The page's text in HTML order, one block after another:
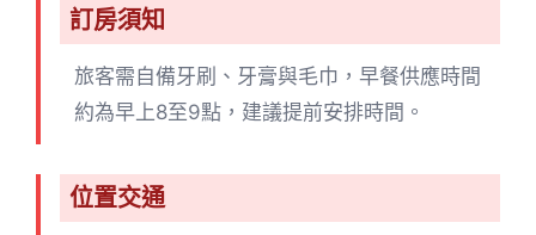
訂房須知
旅客需自備牙刷、牙膏與毛巾，早餐供應時間
約為早上8至9點，建議提前安排時間。
位置交通